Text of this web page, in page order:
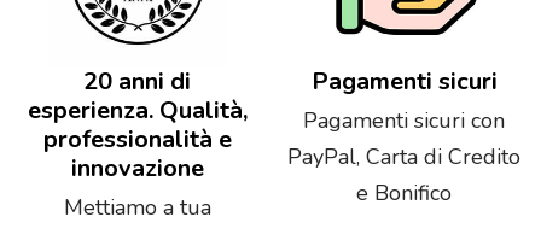
20 anni di
esperienza. Qualità,
professionalità e
innovazione
Mettiamo a tua
Pagamenti sicuri
Pagamenti sicuri con
PayPal, Carta di Credito
e Bonifico